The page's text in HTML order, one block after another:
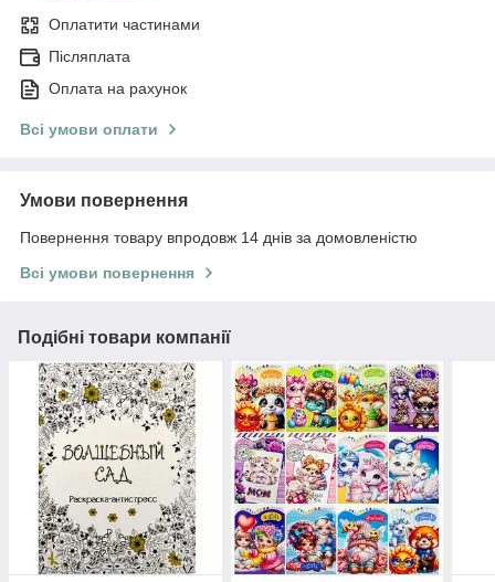
Оплатити частинами
Післяплата
Оплата на рахунок
Всі умови оплати
Умови повернення
Повернення товару впродовж 14 днів за домовленістю
Всі умови повернення
Подібні товари компанії